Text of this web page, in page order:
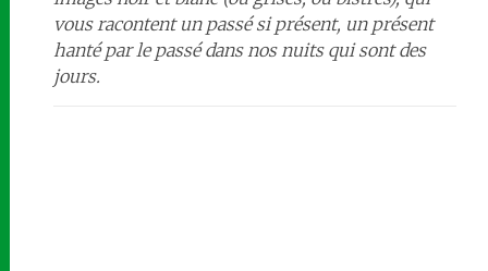
vous racontent un passé si présent, un présent
hanté par le passé dans nos nuits qui sont des
jours.